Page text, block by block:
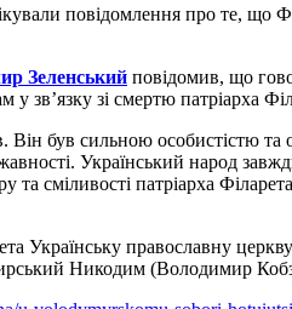
повідомлення про те, що
Зеленський повідомив, що
у зв’язку зі смертю патріарха
Він був сильною особистістю та
Український народ
та сміливості патріарха
Українську православну
Никодим (Володимир